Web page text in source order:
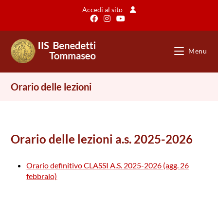
Accedi al sito
Menu
Orario delle lezioni
Orario delle lezioni a.s. 2025-2026
Orario definitivo CLASSI A.S. 2025-2026 (agg. 26
febbraio)